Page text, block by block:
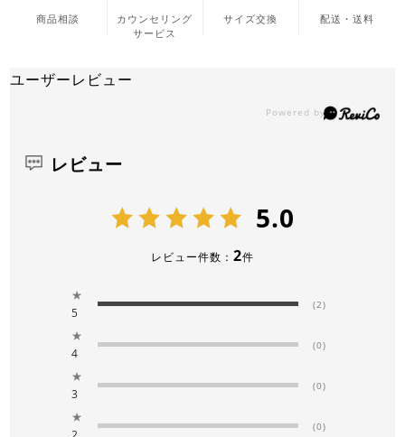
商品相談
カウンセリング
サービス
サイズ交換 配送・送料
ユーザーレビュー
レビュー
5.0
レビュー件数： 2件
★
5
(2)
★
4
(0)
★
3
(0)
★
(0)